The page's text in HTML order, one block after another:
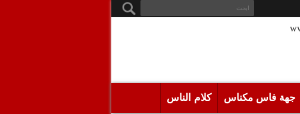
جهة فاس مكناس كلام الناس